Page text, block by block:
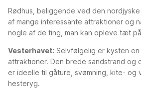
Rødhus, beliggende ved den
af mange interessante attraktioner og
nogle af de ting, man kan opleve tæt
Vesterhavet: Selvfølgelig er kysten
attraktioner. Den brede sandstrand og
er ideelle til gåture, svømning, kite- og
hesteryg.